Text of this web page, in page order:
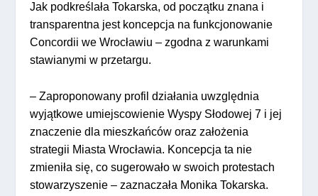
Jak podkreślała Tokarska, od początku znana i
transparentna jest koncepcja na funkcjonowanie
Concordii we Wrocławiu – zgodna z warunkami
stawianymi w przetargu.
– Zaproponowany profil działania uwzględnia
wyjątkowe umiejscowienie Wyspy Słodowej 7 i jej
znaczenie dla mieszkańców oraz założenia
strategii Miasta Wrocławia. Koncepcja ta nie
zmieniła się, co sugerowało w swoich protestach
stowarzyszenie – zaznaczała Monika Tokarska.